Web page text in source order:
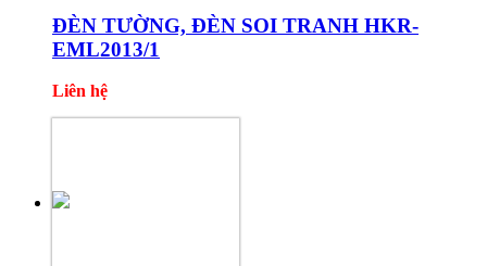
ĐÈN TƯỜNG, ĐÈN SOI TRANH HKR-
EML2013/1
Liên hệ